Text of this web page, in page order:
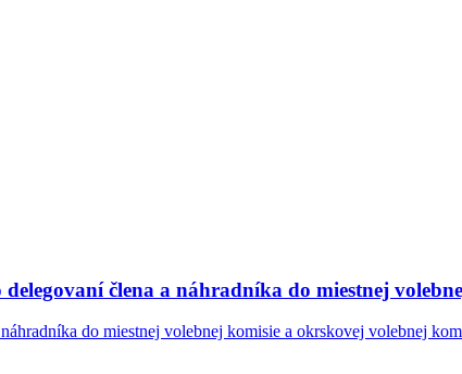
člena a náhradníka do miestnej
do miestnej volebnej komisie a okrskovej volebnej